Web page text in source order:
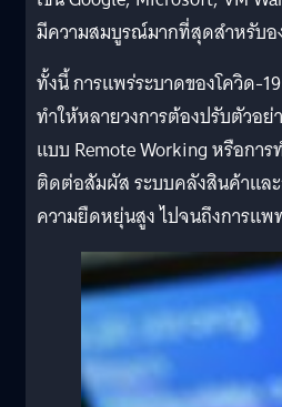
มีความสมบูรณ์มากที่สุดสำหรับอ
ทั้งนี้ การแพร่ระบาดของโควิด-
ทำให้หลายวงการต้องปรับตัวอย่
แบบ Remote Working หรือกา
ติดต่อสัมผัส ระบบคลังสินค้าแล
ความยืดหยุ่นสูง ไปจนถึงการแพ